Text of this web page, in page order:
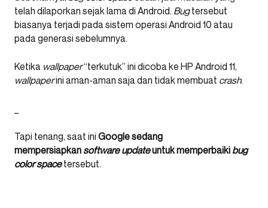
telah dilaporkan sejak lama di Android. Bugtersebut
biasanya terjadi pada sistem operasi Android 10 atau
pada generasi sebelumnya.
Ketika wallpaper“terkutuk” ini dicoba ke HP Android 11,
wallpaperini aman-aman saja dan tidak membuat crash.
Tapi tenang, saat ini Google sedang
mempersiapkan software updateuntuk memperbaiki bug
color spacetersebut.